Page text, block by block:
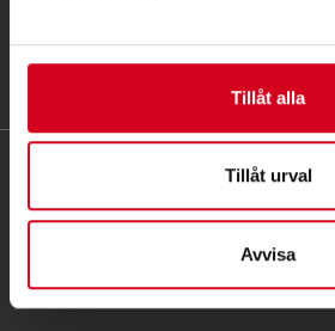
Tillåt alla
Tillåt urval
Avvisa
Gruvgatan 8, 421 30 Västra
Telefon:031-711 38 04